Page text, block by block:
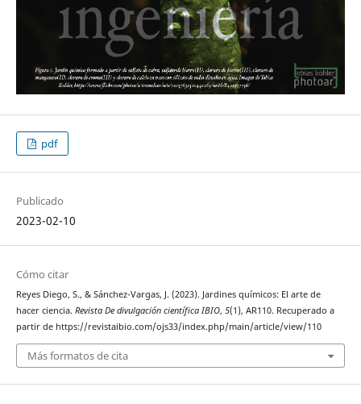
pdf
Publicado
2023-02-10
Cómo citar
Reyes Diego, S., & Sánchez-Vargas, J. (2023). Jardines químicos: El arte de
hacer ciencia. Revista De divulgación científica IBIO, 5(1), AR110. Recuperado a
partir de https://revistaibio.com/ojs33/index.php/main/article/view/110
Más formatos de cita